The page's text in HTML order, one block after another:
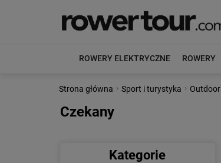
ROWERY ELEKTRYCZNE ROWERY
Strona główna › Sport i turystyka › Outdoor
Czekany
Kategorie